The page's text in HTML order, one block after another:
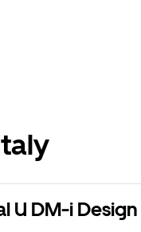
U DM-i Design